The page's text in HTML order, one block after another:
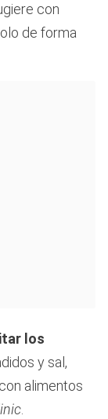
con
de forma
los
y sal,
alimentos
.